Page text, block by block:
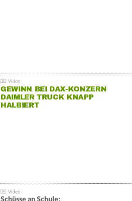
GEWINN BEI DAX-KONZERN
DAIMLER TRUCK KNAPP
HALBIERT